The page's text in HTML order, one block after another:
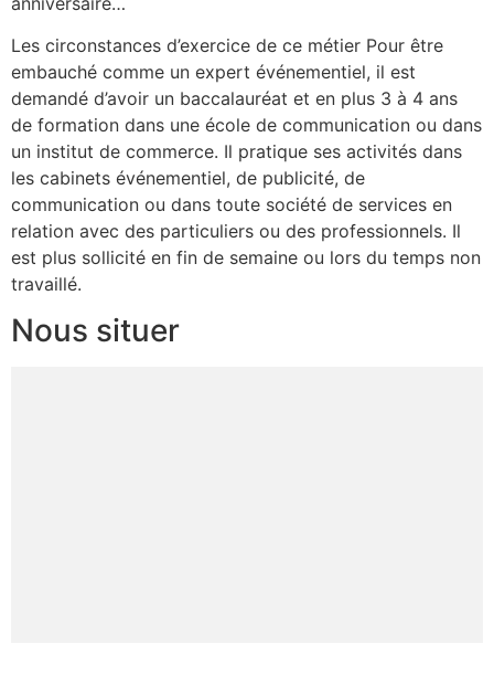
Les circonstances d’exercice de ce métier Pour être
embauché comme un expert événementiel, il est
demandé d’avoir un baccalauréat et en plus 3 à 4 ans
de formation dans une école de communication ou dans
un institut de commerce. Il pratique ses activités dans
les cabinets événementiel, de publicité, de
communication ou dans toute société de services en
relation avec des particuliers ou des professionnels. Il
est plus sollicité en fin de semaine ou lors du temps non
travaillé.
Nous situer